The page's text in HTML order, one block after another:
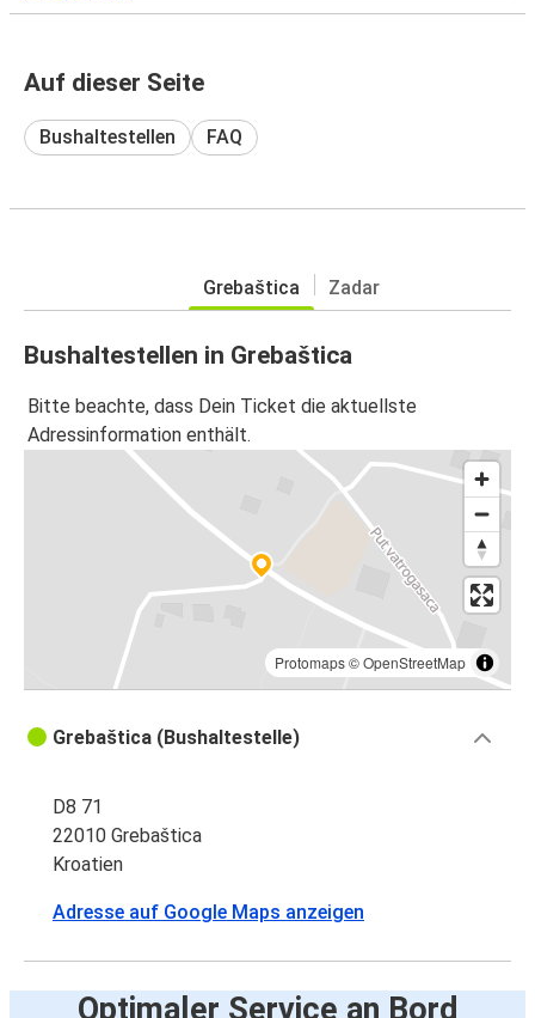
Auf dieser Seite
Bushaltestellen FAQ
Grebaštica Zadar
Bushaltestellen in Grebaštica
Bitte beachte, dass Dein Ticket die aktuellste
Adressinformation enthält.
Protomaps©OpenStreetMap
Grebaštica (Bushaltestelle)
D8 71
22010 Grebaštica
Kroatien
Adresse auf Google Maps anzeigen
Optimaler Service an Bord